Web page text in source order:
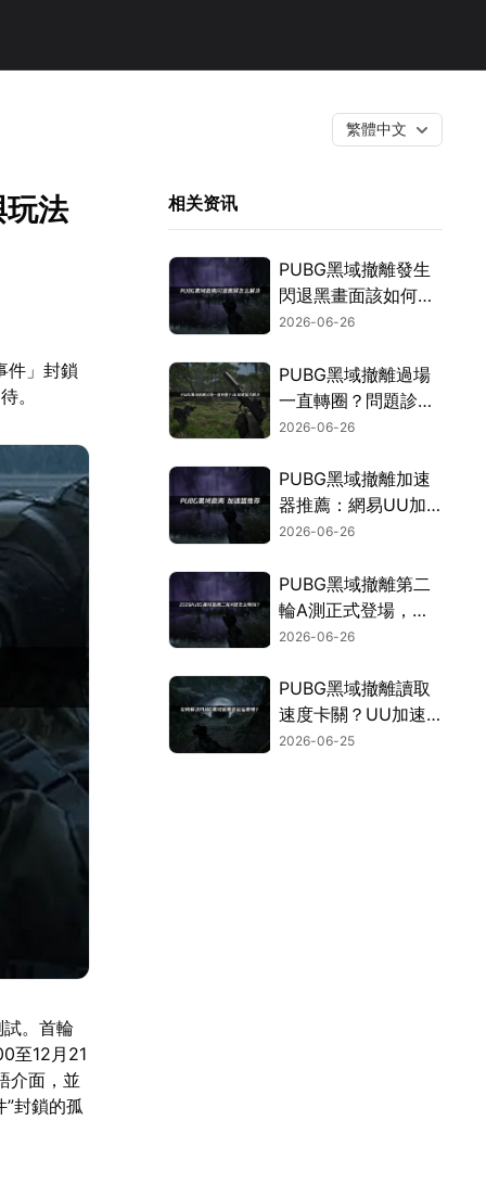
繁體中文
玩法
件」封鎖
。
。首輪
至12月21
介面，並
封鎖的孤
相关资讯
PUBG黑域撤離發生
閃退黑畫面該如何處
理？最新實用修復方
2026-06-26
PUBG黑域撤離過場
一直轉圈？問題診斷
與高效率解決攻略！
2026-06-26
PUBG黑域撤離加速
器推薦：網易UU加
速器確保網路穩定！
2026-06-26
PUBG黑域撤離第二
輪A測正式登場，同
步公開網路最佳化全
2026-06-26
PUBG黑域撤離讀取
速度卡關？UU加速
器幫你順暢撤離！
2026-06-25